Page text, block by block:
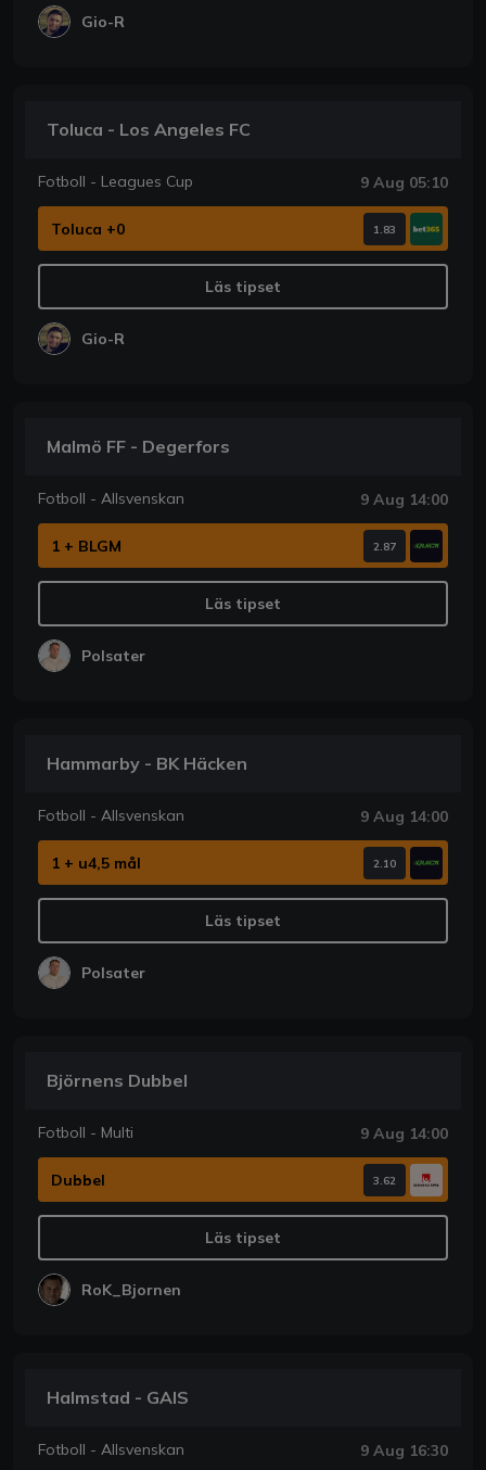
Gio-R
Toluca - Los Angeles FC
Fotboll - Leagues Cup 9 Aug 05:10
Toluca +0 1.83
Läs tipset
Gio-R
Malmö FF - Degerfors
Fotboll - Allsvenskan 9 Aug 14:00
1 + BLGM 2.87
Läs tipset
Polsater
Hammarby - BK Häcken
Fotboll - Allsvenskan 9 Aug 14:00
1 + u4,5 mål 2.10
Läs tipset
Polsater
Björnens Dubbel
Fotboll - Multi 9 Aug 14:00
Dubbel 3.62
Läs tipset
RoK_Bjornen
Halmstad - GAIS
Fotboll - Allsvenskan 9 Aug 16:30